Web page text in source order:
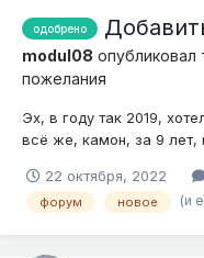
одобрено
modul08 опубликовал
пожелания
Эх, в году так 2019,
всё же, камон, за 9 лет,
хотелось бы иметь
это принесёт больше
22 октября, 2022
форум новое (и